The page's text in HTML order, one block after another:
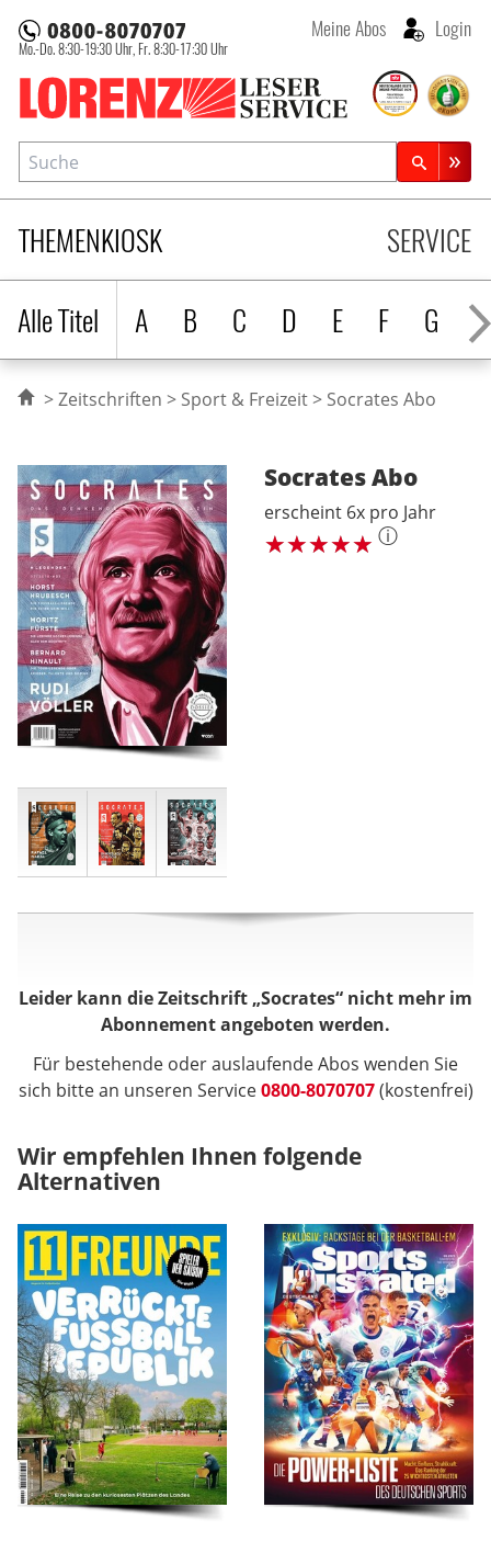
Lorenz Leserservice
Mo.-Do. 8:30-19:30 Uhr, Fr. 8:30-17:30 Uhr
Meine Abos Login
THEMENKIOSK
Alle Titel
A B C D E F G H
SERVICE
Suche
Zeitschriftensuche
Zeitschriften Sport & Freizeit Socrates Abo
SocratesAbo
erscheint 6x pro Jahr
ⓘ
Leider kann die Zeitschrift „Socrates“ nicht mehr im
Abonnement angeboten werden.
Für bestehende oder auslaufende Abos wenden Sie
sich bitte an unseren Service0800-8070707 (kostenfrei)
Wir empfehlen Ihnen folgende
Alternativen